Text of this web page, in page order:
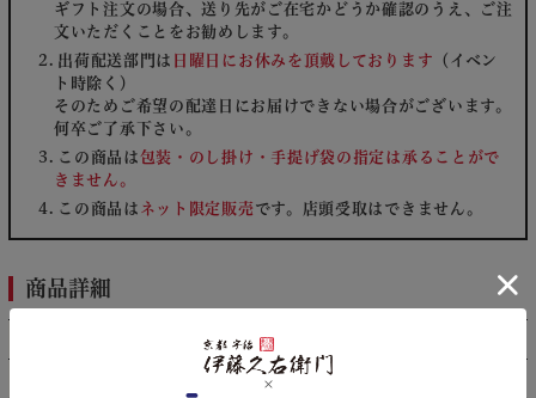
ギフト注文の場合、送り先がご在宅かどうか確認のうえ、ご注
文いただくことをお勧めします。
出荷配送部門は 日曜日にお休みを頂戴しております （イベン
ト時除く）
そのためご希望の配達日にお届けできない場合がございます。
何卒ご了承下さい。
この商品は包装・のし掛け・手提げ袋の指定は承ることがで
きません。
この商品は ネット限定販売 です。店頭受取はできません。
商品詳細
小麦粉（国内製造）、そば粉、抹茶、食塩